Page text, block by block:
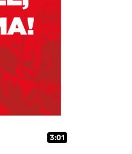
3:01